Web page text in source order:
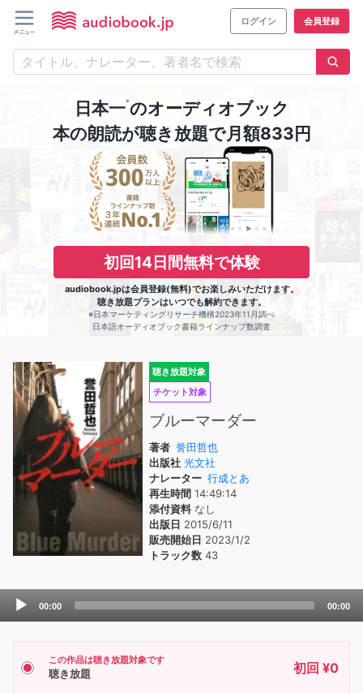
ログイン 会員登録
日本一※のオーディオブック
本の朗読が聴き放題で月額833円
初回14日間無料で体験
audiobook.jpは会員登録(無料)でお楽しみいただけます。
聴き放題プランはいつでも解約できます。
※日本マーケティングリサーチ機構2023年11月調べ
日本語オーディオブック書籍ラインナップ数調査
聴き放題対象
チケット対象
ブルーマーダー
著者 誉田哲也
出版社 光文社
ナレーター 行成とあ
再生時間 14:49:14
添付資料なし
出版日 2015/6/11
販売開始日 2023/1/2
トラック数 43
Audio
00:00 00:00
この作品は聴き放題対象です
聴き放題 初回 ¥0